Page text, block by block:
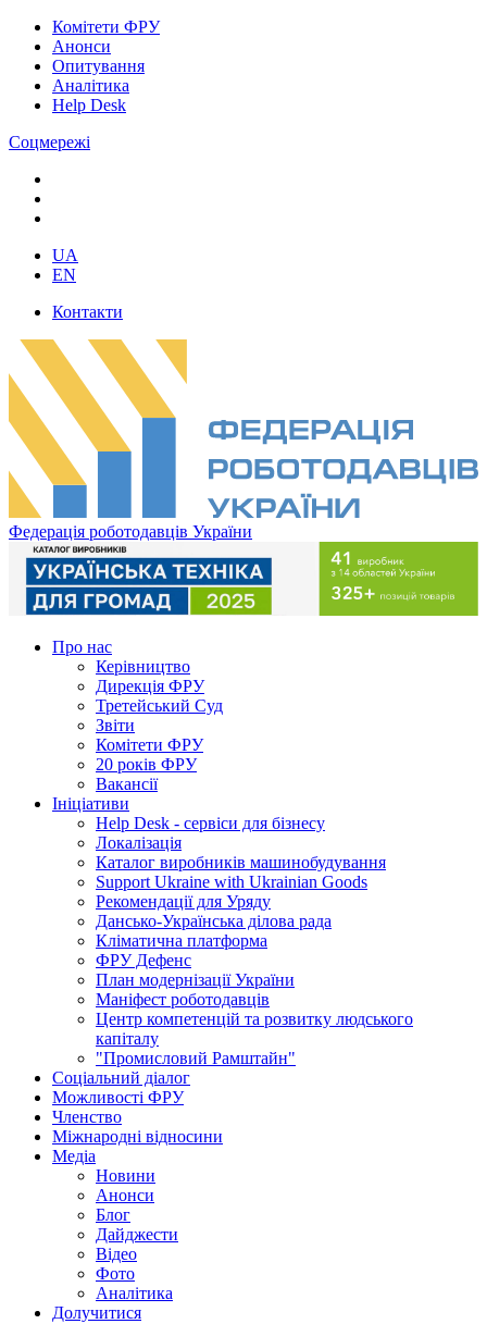
Комітети ФРУ
Анонси
Опитування
Аналітика
Help Desk
Соцмережі
UA
EN
Контакти
Федерація роботодавців України
Про нас
Керівництво
Дирекція ФРУ
Третейський Суд
Звіти
Комітети ФРУ
20 років ФРУ
Вакансії
Ініціативи
Help Desk - сервіси для бізнесу
Локалізація
Каталог виробників машинобудування
Support Ukraine with Ukrainian Goods
Рекомендації для Уряду
Дансько-Українська ділова рада
Кліматична платформа
ФРУ Дефенс
План модернізації України
Маніфест роботодавців
Центр компетенцій та розвитку людського
капіталу
"Промисловий Рамштайн"
Соціальний діалог
Можливості ФРУ
Членство
Міжнародні відносини
Медіа
Новини
Анонси
Блог
Дайджести
Відео
Фото
Аналітика
Долучитися